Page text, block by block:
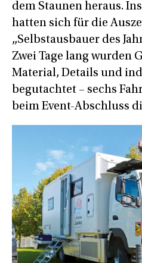
dem Staunen heraus.
hatten sich für die
„Selbstausbauer des
Zwei Tage lang wurden
Material, Details und
begutachtet – sechs
beim Event-Abschluss